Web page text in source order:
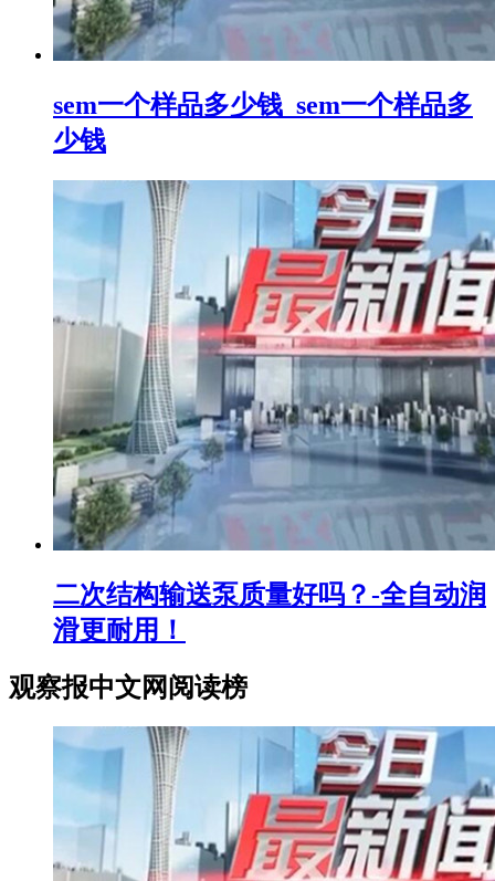
sem一个样品多少钱_sem一个样品多
少钱
二次结构输送泵质量好吗？-全自动润
滑更耐用！
观察报中文网阅读榜